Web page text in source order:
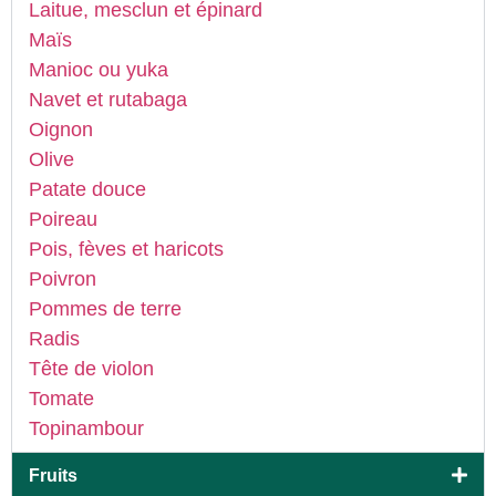
Laitue, mesclun et épinard
Maïs
Manioc ou yuka
Navet et rutabaga
Oignon
Olive
Patate douce
Poireau
Pois, fèves et haricots
Poivron
Pommes de terre
Radis
Tête de violon
Tomate
Topinambour
Fruits